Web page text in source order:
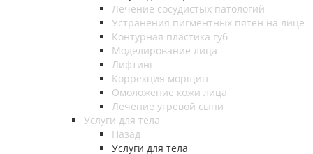
Лечение сосудистых патологий
Устранения пигментных пятен на лице
Контурная пластика губ
Моделирование лица
Лифтинг
Коррекция морщин
Омоложение кожи лица
Лечение угревой сыпи
Услуги для тела
Назад
Услуги для тела